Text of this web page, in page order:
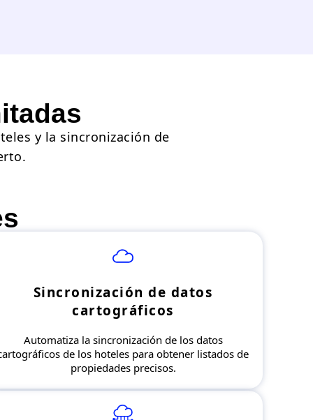
y la sincronización de
Sincronización de datos
cartográficos
Automatiza la sincronización de los datos
de los hoteles para obtener listados de
propiedades precisos.